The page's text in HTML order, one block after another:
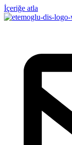
İçeriğe atla